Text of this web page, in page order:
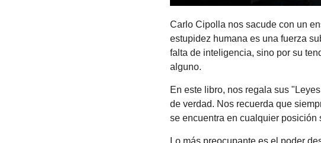
Carlo Cipolla nos sacude con un
estupidez humana es una fuerza
falta de inteligencia, sino por su
alguno.
En este libro, nos regala sus
de verdad. Nos recuerda que
se encuentra en cualquier posición